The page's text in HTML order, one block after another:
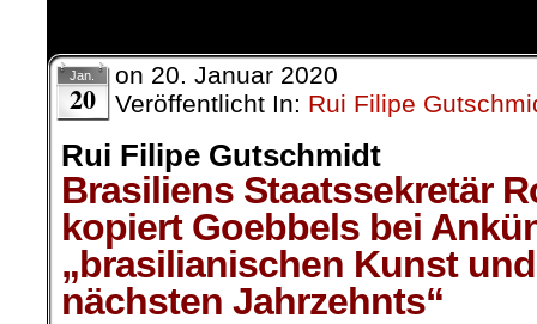
Jan.
20
on 20. Januar 2020
Veröffentlicht In: Rui Filipe
Rui Filipe Gutschmidt
Brasiliens Staatssekretär
kopiert Goebbels bei
„brasilianischen Kunst
nächsten Jahrzehnts“